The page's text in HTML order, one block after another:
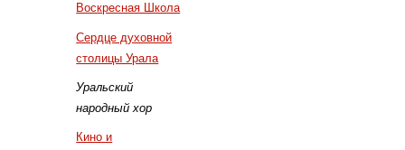
Воскресная Школа
Сердце духовной
столицы Урала
Уральский
народный хор
Кино и